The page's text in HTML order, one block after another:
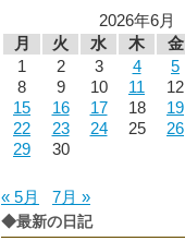
2026年6月
月
火 水 木 金
1
2 3 4 5
8
9 10 11 12
15
16 17 18 19
22
23 24 25 26
29
30
« 5月 7月 »
◆最新の日記